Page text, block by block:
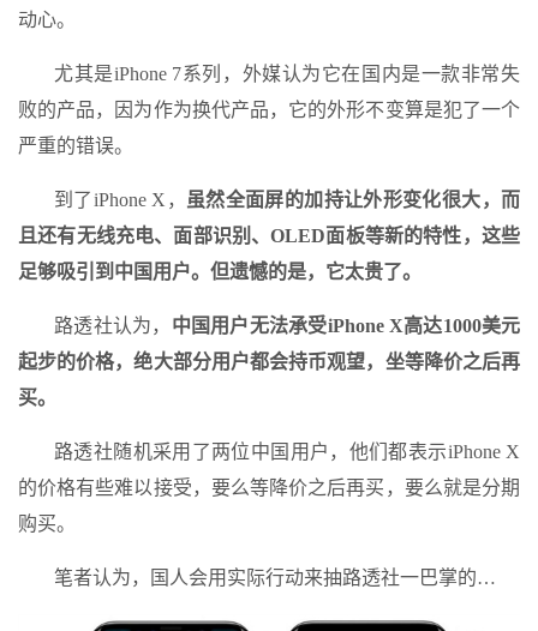
动心。
尤其是iPhone 7系列，外媒认为它在国内是一款非常失
败的产品，因为作为换代产品，它的外形不变算是犯了一个
严重的错误。
到了iPhone X，
虽然全面屏的加持让外形变化很大，而
且还有无线充电、面部识别、OLED面板等新的特性，这些
足够吸引到中国用户。但遗憾的是，它太贵了。
路透社认为， 中国用户无法承受iPhone X高达1000美元
起步的价格，绝大部分用户都会持币观望，坐等降价之后再
买。
路透社随机采用了两位中国用户，他们都表示iPhone X
的价格有些难以接受，要么等降价之后再买，要么就是分期
购买。
笔者认为，国人会用实际行动来抽路透社一巴掌的…